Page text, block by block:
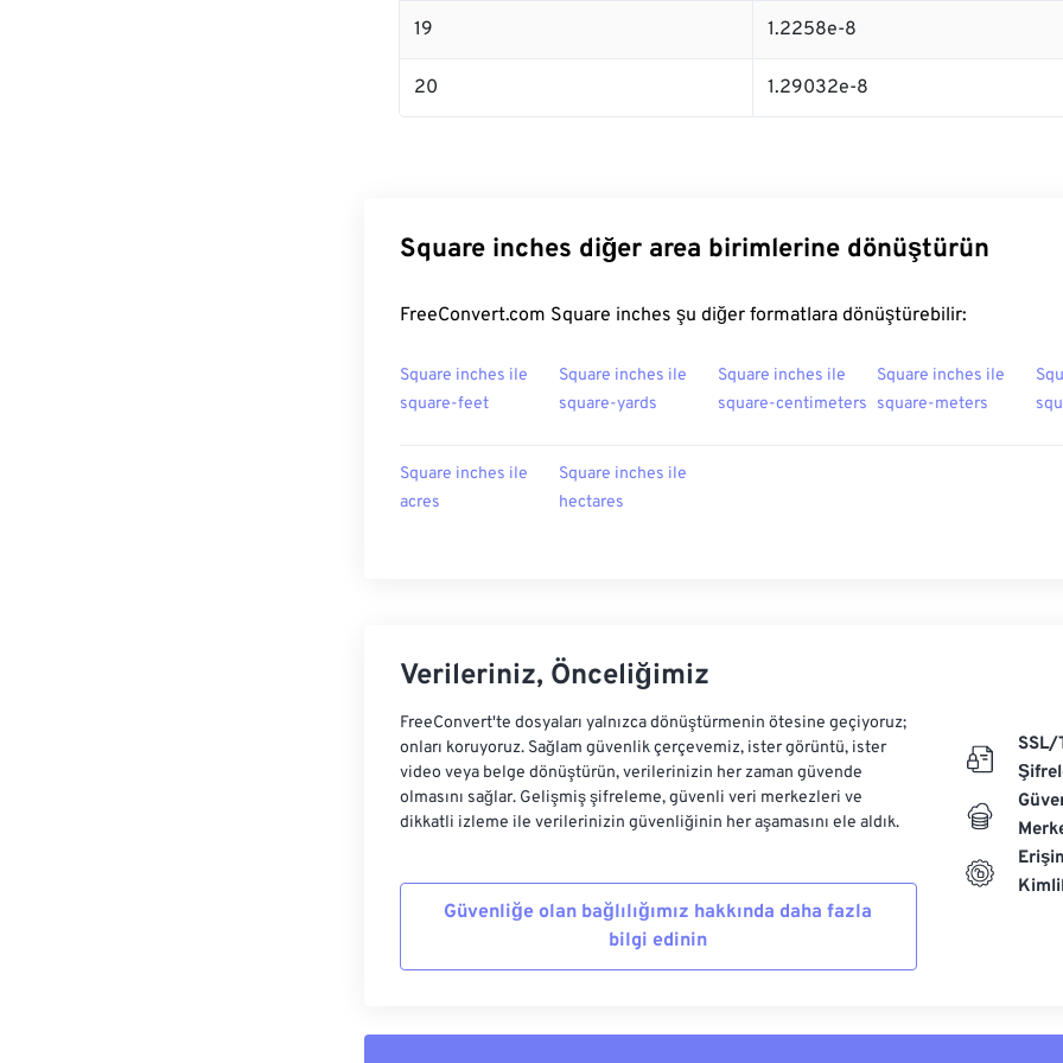
19 1.2258e-8
20 1.29032e-8
Square inches diğer area birimlerine dönüştürün
FreeConvert.com Square inches şu diğer formatlara dönüştürebilir:
Square inches ile
square-feet
Square inches ile
square-yards
Square inches ile
square-centimeters
Square inches ile
square-meters
Square inches ile
acres
Square inches ile
hectares
Verileriniz, Önceliğimiz
FreeConvert'te dosyaları yalnızca dönüştürmenin ötesine geçiyoruz;
onları koruyoruz. Sağlam güvenlik çerçevemiz, ister görüntü, ister
video veya belge dönüştürün, verilerinizin her zaman güvende
olmasını sağlar. Gelişmiş şifreleme, güvenli veri merkezleri ve
dikkatli izleme ile verilerinizin güvenliğinin her aşamasını ele aldık.
Güvenliğe olan bağlılığımız hakkında daha fazla
bilgi edinin
SSL/